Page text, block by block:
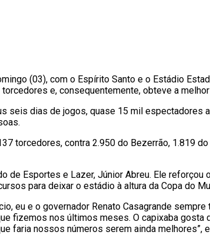
(03), com o Espírito Santo e o Estádio
e, consequentemente, obteve a
seis dias de jogos, quase 15 mil espectadores
torcedores, contra 2.950 do Bezerrão, 1.819
Esportes e Lazer, Júnior Abreu. Ele
para deixar o estádio à altura da Copa do
eu e o governador Renato Casagrande
fizemos nos últimos meses. O capixaba
faria nossos números serem ainda melhores”,